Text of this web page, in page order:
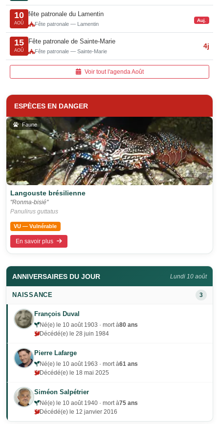
10
AOÛ
fête patronale du Lamentin
Fête patronale — Lamentin
Auj.
15
AOÛ
Fête patronale de Sainte-Marie
Fête patronale — Sainte-Marie
4j
Voir tout l'agenda Août
ESPÈCES EN DANGER
Faune
Langouste brésilienne
"Ronma-bisié"
Panulirus guttatus
VU — Vulnérable
En savoir plus
ANNIVERSAIRES DU JOUR Lundi 10 août
NAISSANCE 3
François Duval
Né(e) le 10 août 1903 · mort à80 ans
Décédé(e) le 28 juin 1984
Pierre Lafarge
Né(e) le 10 août 1963 · mort à61 ans
Décédé(e) le 18 mai 2025
Siméon Salpétrier
Né(e) le 10 août 1940 · mort à75 ans
Décédé(e) le 12 janvier 2016